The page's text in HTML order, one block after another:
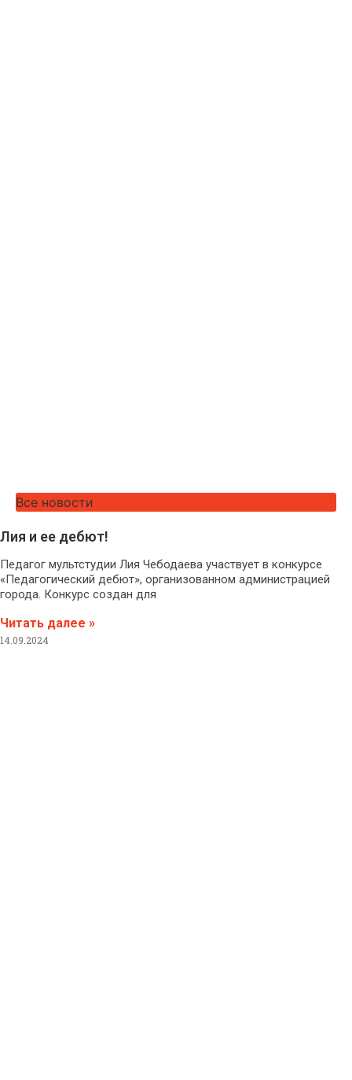
Все новости
Лия и ее дебют!
Педагог мультстудии Лия Чебодаева участвует в конкурсе
«Педагогический дебют», организованном администрацией
города. Конкурс создан для
Читать далее »
14.09.2024